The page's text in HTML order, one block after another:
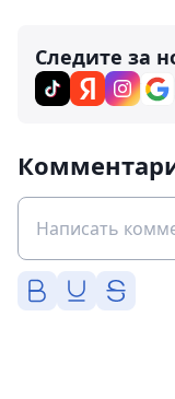
Следите за